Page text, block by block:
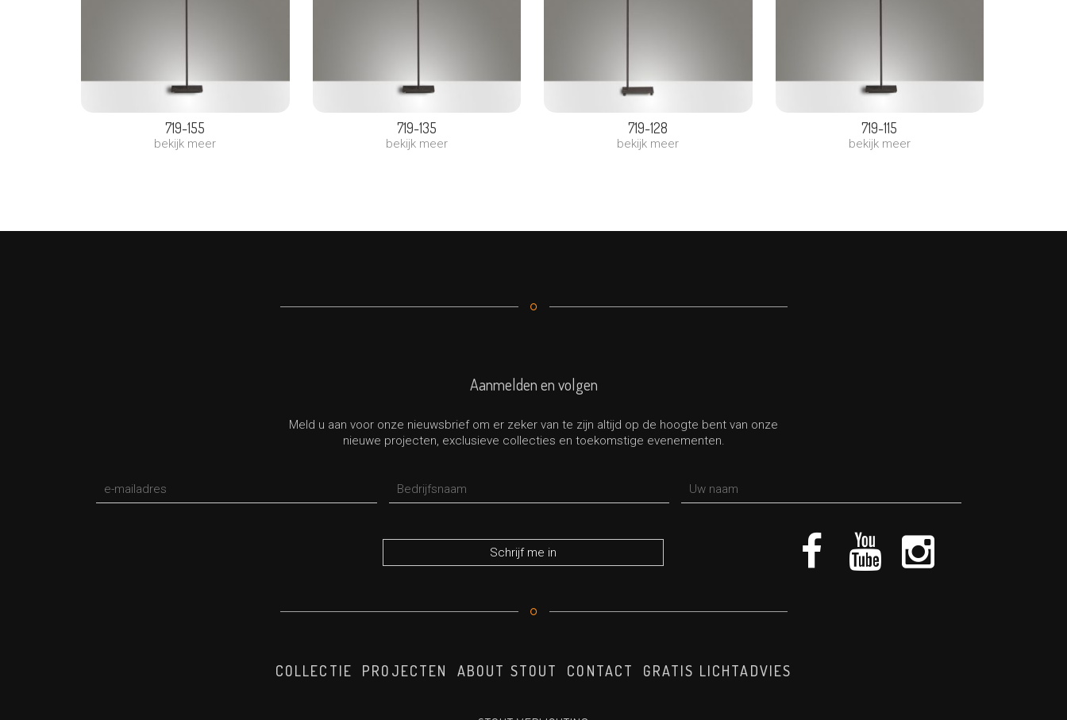
719-155
bekijk meer
719-135
bekijk meer
719-128
bekijk meer
719-115
bekijk meer
Aanmelden en volgen
Meld u aan voor onze nieuwsbrief om er zeker van te zijn altijd op de hoogte bent van onze
nieuwe projecten, exclusieve collecties en toekomstige evenementen.
COLLECTIE PROJECTEN ABOUT STOUT CONTACT GRATIS LICHTADVIES